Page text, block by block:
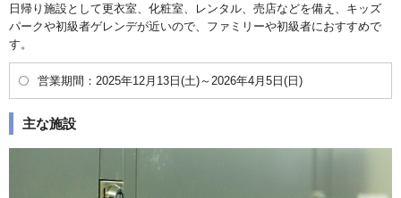
日帰り施設として更衣室、化粧室、レンタル、売店などを備え、キッズ
パークや初級者ゲレンデが近いので、ファミリーや初級者におすすめで
す。
営業期間：2025年12月13日(土)～2026年4月5日(日)
主な施設